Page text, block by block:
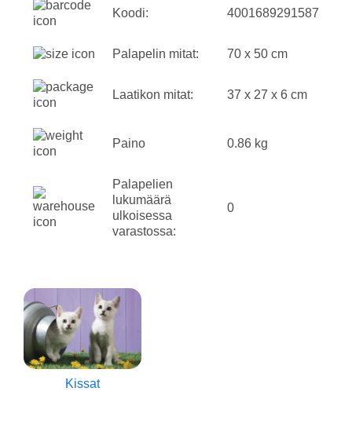
Koodi: 4001689291587
Palapelin mitat: 70 x 50 cm
Laatikon mitat: 37 x 27 x 6 cm
Paino 0.86 kg
Palapelien
lukumäärä
ulkoisessa
varastossa:
0
Kissat